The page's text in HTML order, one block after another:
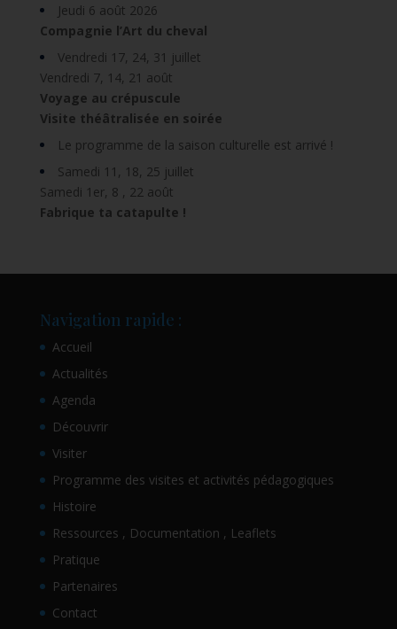
Jeudi 6 août 2026
Compagnie l’Art du cheval
Vendredi 17, 24, 31 juillet
Vendredi 7, 14, 21 août
Voyage au crépuscule
Visite théâtralisée en soirée
Le programme de la saison culturelle est arrivé !
Samedi 11, 18, 25 juillet
Samedi 1er, 8 , 22 août
Fabrique ta catapulte !
Navigation rapide :
Accueil
Actualités
Agenda
Découvrir
Visiter
Programme des visites et activités pédagogiques
Histoire
Ressources , Documentation , Leaflets
Pratique
Partenaires
Contact